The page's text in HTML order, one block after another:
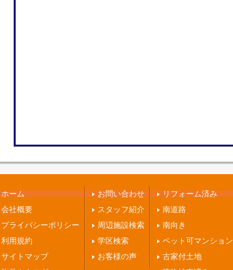
ホーム
会社概要
プライバシーポリシー
利用規約
サイトマップ
お問い合わせ
スタッフ紹介
周辺施設検索
学区検索
お客様の声
リフォーム済み
南道路
南向き
ペット可マンション
古家付土地